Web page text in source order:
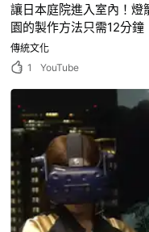
讓日本庭院進入室內！
園的製作方法只需12分鐘
傳統文化
1
YouTube